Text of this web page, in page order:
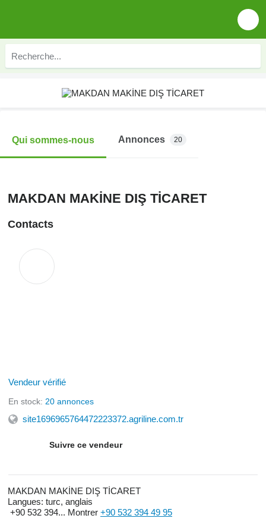
Qui sommes-nous Annonces 20
MAKDAN MAKİNE DIŞ TİCARET
Contacts
Vendeur vérifié
En stock: 20 annonces
site1696965764472223372.agriline.com.tr
Suivre ce vendeur
MAKDAN MAKİNE DIŞ TİCARET
Langues: turc, anglais
+90 532 394... Montrer +90 532 394 49 95